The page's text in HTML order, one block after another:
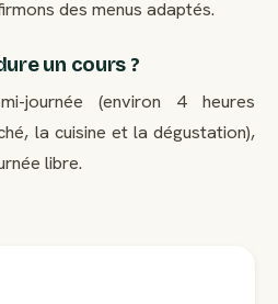
des menus adaptés.
un cours ?
journée (environ 4 heures
la cuisine et la dégustation),
libre.